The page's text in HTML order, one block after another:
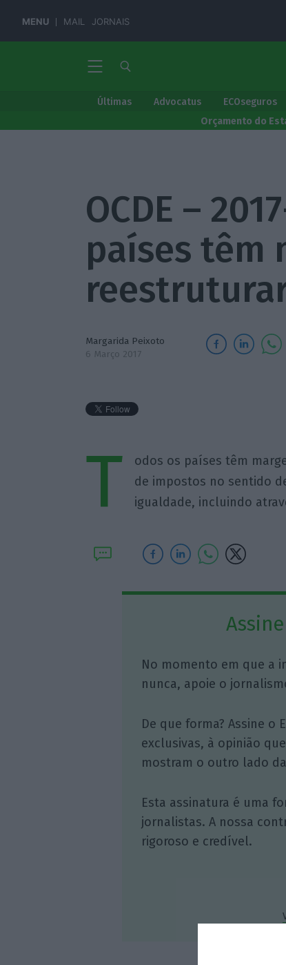
MENU MAIL JORNAIS
Últimas Advocatus ECOseguros
Orçamento do
OCDE –
países têm
Margarida Peixoto
6 Março 2017
T
odos os países têm
de impostos no sentido
igualdade, incluindo
No momento em que a
nunca, apoie o
De que forma? Assine o
exclusivas, à opinião
mostram o outro lado
Esta assinatura é uma
jornalistas. A nossa
rigoroso e credível.